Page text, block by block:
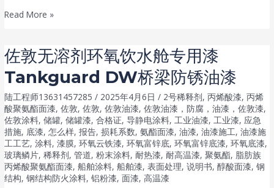
佐
用
耐
环
氧
漆
Jotacote
Universal
80
Read More »
佐敦无溶剂环氧饮水舱专用漆
Tankguard DW桥梁防锈油漆
陆工程师13631457285/ 2025年4月6日/ 2号稀释剂,丙烯酸漆,丙烯
酸聚氨酯面漆,佐敦,佐敦,佐敦油漆,佐敦油漆，防腐，油漆，佐敦漆,
佐敦涂料,储罐,储罐漆,合格证,导静电涂料,工业油漆,工业漆, 应急
措施, 底漆,怎么样,报告,损耗系数,氨酯面漆,油漆,油漆施工,油漆施
工工艺,涂料,漆膜,环氧云铁漆,环氧富锌底,环氧富锌底漆,环氧底漆,
玻璃鳞片,稀释剂,管道,粉末涂料, 耐热漆, 耐高温漆,聚氨酯, 脂肪族
丙烯酸聚氨酯面漆,船舶涂料,船舶漆,表面处理,说明书,醇酸面漆,钢
结构,钢结构防火涂料,铝粉漆,面漆,高温漆